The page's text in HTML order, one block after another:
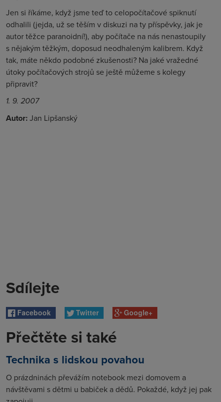
Jen si říkáme, když jsme teď to celopočítačové spiknutí
odhalili (jejda, už se těším v diskuzi na ty příspěvky, jak je
autor těžce paranoidní!), aby počítače na nás nenastoupily
s nějakým těžkým, doposud neodhaleným kalibrem. Když
tak, máte někdo podobné zkušenosti? Na jaké vražedné
útoky počítačových strojů se ještě můžeme s kolegy
připravit?
1. 9. 2007
Autor: Jan Lipšanský
Sdílejte
Facebook Twitter Google+
Přečtěte si také
Technika s lidskou povahou
O prázdninách převážím notebook mezi domovem a
návštěvami s dětmi u babiček a dědů. Pokaždé, když jej pak